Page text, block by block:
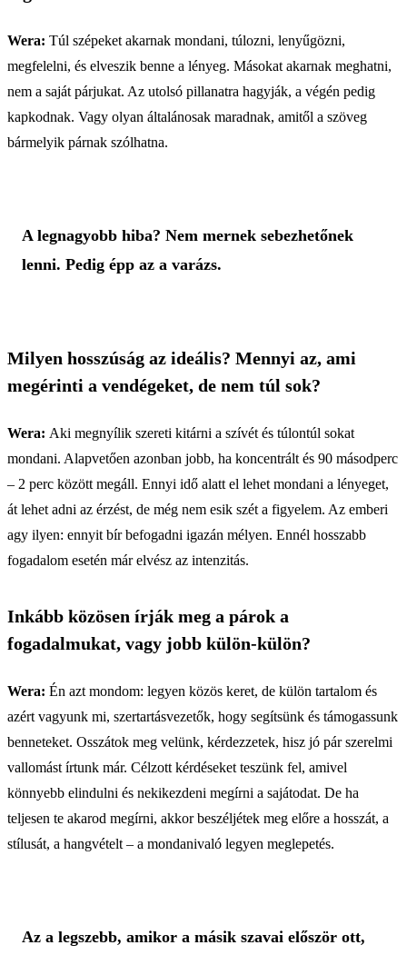
Wera: Túl szépeket akarnak mondani, túlozni, lenyűgözni,
megfelelni, és elveszik benne a lényeg. Másokat akarnak meghatni,
nem a saját párjukat. Az utolsó pillanatra hagyják, a végén pedig
kapkodnak. Vagy olyan általánosak maradnak, amitől a szöveg
bármelyik párnak szólhatna.
A legnagyobb hiba? Nem mernek sebezhetőnek
lenni. Pedig épp az a varázs.
Milyen hosszúság az ideális? Mennyi az, ami
megérinti a vendégeket, de nem túl sok?
Wera: Aki megnyílik szereti kitárni a szívét és túlontúl sokat
mondani. Alapvetően azonban jobb, ha koncentrált és 90 másodperc
– 2 perc között megáll. Ennyi idő alatt el lehet mondani a lényeget,
át lehet adni az érzést, de még nem esik szét a figyelem. Az emberi
agy ilyen: ennyit bír befogadni igazán mélyen. Ennél hosszabb
fogadalom esetén már elvész az intenzitás.
Inkább közösen írják meg a párok a
fogadalmukat, vagy jobb külön-külön?
Wera: Én azt mondom: legyen közös keret, de külön tartalom és
azért vagyunk mi, szertartásvezetők, hogy segítsünk és támogassunk
benneteket. Osszátok meg velünk, kérdezzetek, hisz jó pár szerelmi
vallomást írtunk már. Célzott kérdéseket teszünk fel, amivel
könnyebb elindulni és nekikezdeni megírni a sajátodat. De ha
teljesen te akarod megírni, akkor beszéljétek meg előre a hosszát, a
stílusát, a hangvételt – a mondanivaló legyen meglepetés.
Az a legszebb, amikor a másik szavai először ott,